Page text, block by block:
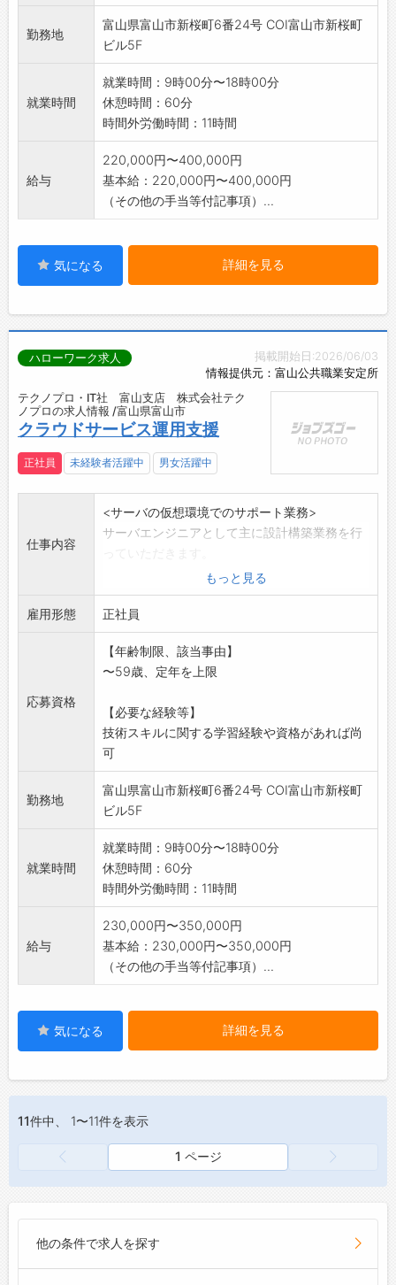
ークの場所含�
)
勤務地
富山県富山市新桜町6番24号 COI富山市新桜町
ビル5F
就業時間
就業時間：9時00分〜18時00分
休憩時間：60分
時間外労働時間：11時間
給与
220,000円〜400,000円
基本給：220,000円〜400,000円
（その他の手当等付記事項）...
気になる 詳細を見る
掲載開始日:2026/06/03
情報提供元：富山公共職業安定所
ハローワーク求人
テクノプロ・IT社 富山支店 株式会社テク
ノプロの求人情報 /富山県富山市
クラウドサービス運用支援
正社員 未経験者活躍中 男女活躍中
仕事内容
<サーバの仮想環境でのサポート業務>
サーバエンジニアとして主に設計構築業務を行
(保守運用からのキャリアアップ歓迎!)
OS:AWS、Windows、Linuxなど
*経験者歓迎、事務職での経験やブランクがある
方も多数活躍中◎
*学習されている方・職業訓練生も歓迎いたしま
す!
もっと見る
雇用形態 正社員
応募資格
【年齢制限、該当事由】
〜59歳、定年を上限
【必要な経験等】
技術スキルに関する学習経験や資格があれば尚
可
勤務地
富山県富山市新桜町6番24号 COI富山市新桜町
ビル5F
就業時間
就業時間：9時00分〜18時00分
休憩時間：60分
時間外労働時間：11時間
給与
230,000円〜350,000円
基本給：230,000円〜350,000円
（その他の手当等付記事項）...
気になる 詳細を見る
11件中、 1〜11件を表示
1 ページ
他の条件で求人を探す